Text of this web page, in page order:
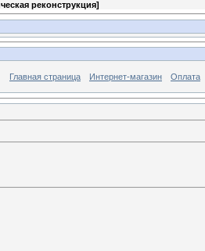
реконструкция]
Главная страница Интернет-магазин Оплата